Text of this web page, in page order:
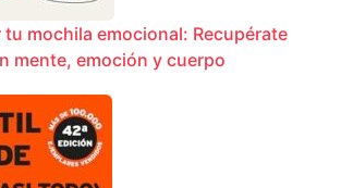
tu mochila emocional: Recupérate
mente, emoción y cuerpo